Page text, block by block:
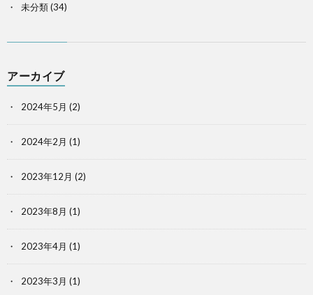
未分類(34)
アーカイブ
2024年5月 (2)
2024年2月 (1)
2023年12月 (2)
2023年8月 (1)
2023年4月 (1)
2023年3月 (1)